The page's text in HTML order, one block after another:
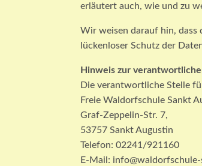
erläutert auch, wie und zu
Wir weisen darauf hin, dass
lückenloser Schutz der
Hinweis zur
Die verantwortliche Stelle
Freie Waldorfschule Sankt
Graf-Zeppelin-Str. 7,
53757 Sankt Augustin
Telefon: 02241/921160
E-Mail: